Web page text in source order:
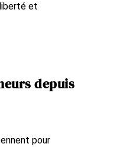
et
depuis
pour